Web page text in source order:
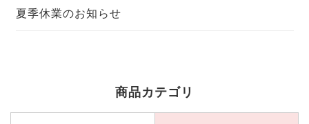
夏季休業のお知らせ
商品カテゴリ